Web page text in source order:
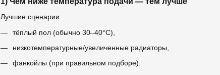
Лучшие сценарии:
тёплый пол (обычно 30–40°C),
низкотемпературные/увеличенные радиаторы,
фанкойлы (при правильном подборе).